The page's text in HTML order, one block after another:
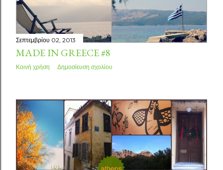
Σεπτεμβρίου 02, 2013
MADE IN GREECE #8
Κοινή χρήση Δημοσίευση σχολίου